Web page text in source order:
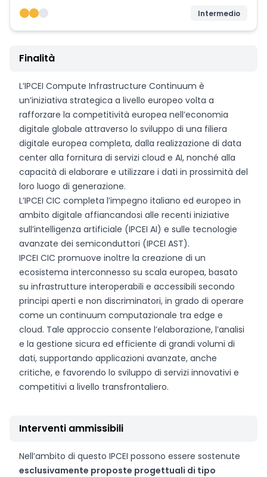
Intermedio
Finalità
L’IPCEI Compute Infrastructure Continuum è
un’iniziativa strategica a livello europeo volta a
rafforzare la competitività europea nell’economia
digitale globale attraverso lo sviluppo di una filiera
digitale europea completa, dalla realizzazione di data
center alla fornitura di servizi cloud e AI, nonché alla
capacità di elaborare e utilizzare i dati in prossimità del
loro luogo di generazione.
L’IPCEI CIC completa l’impegno italiano ed europeo in
ambito digitale affiancandosi alle recenti iniziative
sull’intelligenza artificiale (IPCEI AI) e sulle tecnologie
avanzate dei semiconduttori (IPCEI AST).
IPCEI CIC promuove inoltre la creazione di un
ecosistema interconnesso su scala europea, basato
su infrastrutture interoperabili e accessibili secondo
principi aperti e non discriminatori, in grado di operare
come un continuum computazionale tra edge e
cloud. Tale approccio consente l’elaborazione, l’analisi
e la gestione sicura ed efficiente di grandi volumi di
dati, supportando applicazioni avanzate, anche
critiche, e favorendo lo sviluppo di servizi innovativi e
competitivi a livello transfrontaliero.
Interventi ammissibili
Nell’ambito di questo IPCEI possono essere sostenute
esclusivamente proposte progettuali di tipo